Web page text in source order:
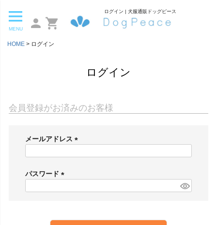
MENU
ログイン | 犬服通販ドッグピース
HOME ログイン
ログイン
会員登録がお済みのお客様
メールアドレス
)
パスワード